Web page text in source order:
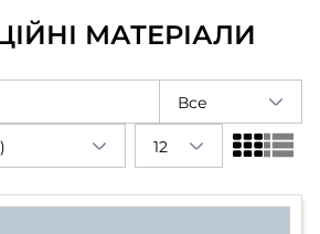
МАТЕРІАЛИ
Все
12